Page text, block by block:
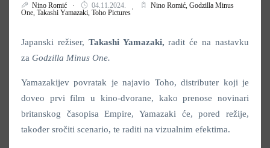
Nino Romić 04.11.2024. Nino Romić, Godzilla Minus
One, Takashi Yamazaki, Toho Pictures
Japanski režiser, Takashi Yamazaki,radit će na nastavku
za Godzilla Minus One.
Yamazakijev povratak je najavio Toho, distributer koji je
doveo prvi film u kino-dvorane, kako prenose novinari
britanskog časopisa Empire, Yamazaki će, pored režije,
također sročiti scenario, te raditi na vizualnim efektima.